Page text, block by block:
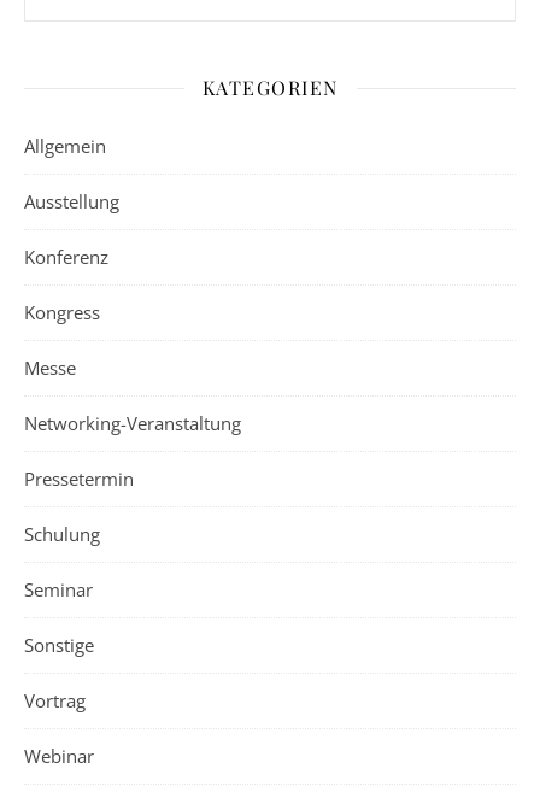
KATEGORIEN
Allgemein
Ausstellung
Konferenz
Kongress
Messe
Networking-Veranstaltung
Pressetermin
Schulung
Seminar
Sonstige
Vortrag
Webinar